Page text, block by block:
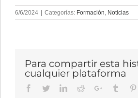
6/6/2024 Categorías: Formación, Noticias
Para compartir esta
cualquier plataforma
Facebook
TwitterLinkedIn
RedditGoogle+Tumblr